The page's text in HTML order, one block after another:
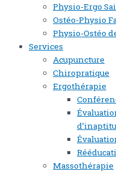
Physio-Ergo
Ostéo-Physio
Physio-Ostéo
Services
Acupuncture
Chiropratique
Ergothérapie
Massothérapie